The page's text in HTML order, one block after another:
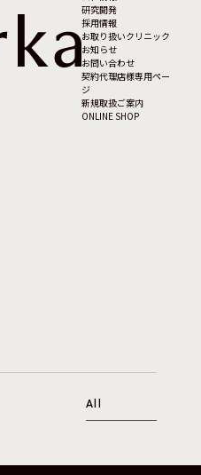
研究開発
採用情報
お取り扱いクリニック
お知らせ
お問い合わせ
契約代理店様専用ペー
ジ
新規取扱ご案内
ONLINE SHOP
All